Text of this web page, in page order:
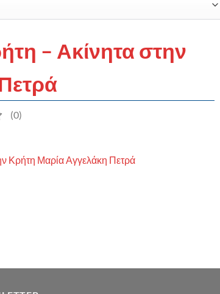
– Ακίνητα στην
(0)
Κρήτη Μαρία Αγγελάκη Πετρά